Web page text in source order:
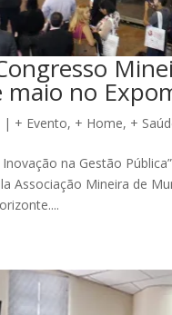
maio no
| + Evento, + Home, +
na Gestão
Associação Mineira de